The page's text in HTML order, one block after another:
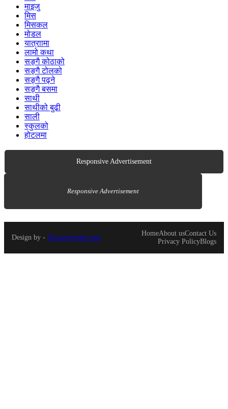
माइजु
मिस
मिसकल
मोडल
यात्राामा
लामो कथा
सङ्गै कोठाको
सङ्गै टोलको
सङ्गै पढ्ने
सङ्गै बसमा
साथी
साथीको बुढी
साली
स्कुलको
होटलमा